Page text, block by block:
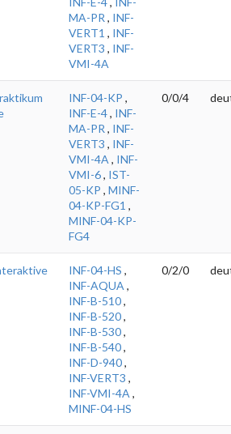
MA-PR , INF-
VERT1 , INF-
VERT3 , INF-
VMI-4A
INF-04-KP ,
INF-E-4, INF-
MA-PR , INF-
VERT3 , INF-
VMI-4A , INF-
VMI-6, IST-
05-KP , MINF-
04-KP-FG1 ,
MINF-04-KP-
FG4
0/0/4
INF-04-HS ,
INF-AQUA ,
INF-B-510,
INF-B-520,
INF-B-530,
INF-B-540,
INF-D-940,
INF-VERT3 ,
INF-VMI-4A ,
MINF-04-HS
0/2/0